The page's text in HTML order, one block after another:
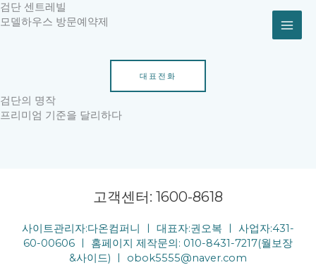
콘
텐
뛰
기
검단 센트레빌
모델하우스 방문예약제
대표전화
검단의 명작
프리미엄 기준을 달리하다
고객센터: 1600-8618
사이트관리자:다온컴퍼니 ㅣ 대표자:권오복 ㅣ 사업자:431-
60-00606 ㅣ 홈페이지 제작문의: 010-8431-7217(월보장
&사이드) ㅣ obok5555@naver.com